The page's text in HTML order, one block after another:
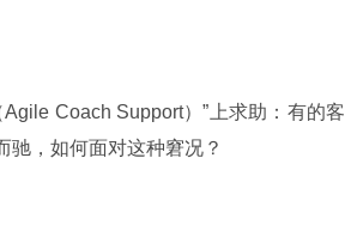
Coach Support）”上求助：有的客
驰，如何面对这种窘况？